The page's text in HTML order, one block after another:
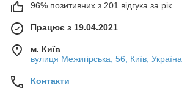
96% позитивних з 201 відгука за рік
Працює з 19.04.2021
м. Київ
вулиця Межигірська, 56, Київ, Україна
Контакти